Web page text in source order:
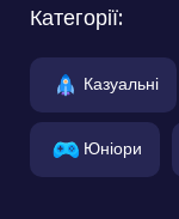
Категорії:
Казуальні
Юніори